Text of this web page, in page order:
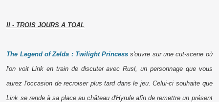
II - TROIS JOURS A TOAL
The Legend of Zelda : Twilight Princess s'ouvre sur unecut-scene où
l'on voit Link en train de discuter avec Rusl, un personnage que vous
aurez l'occasion de recroiser plus tard dans le jeu. Celui-ci souhaite que
Link se rende à sa place au château d'Hyrule afin de remettre un présent